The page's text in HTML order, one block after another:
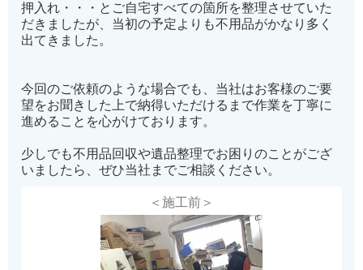
押入れ・・・とご自宅すべての箇所を整理させていた
だきましたが、当初の予定よりも不用品がかなり多く
出てきました。
今回のご依頼のような場合でも、当社はお客様のご要
望をお聞きした上で納得いただけるまで作業を丁寧に
進めることを心がけております。
少しでも不用品回収や遺品整理でお困りのことがござ
いましたら、ぜひ当社までご相談ください。
＜施工前＞